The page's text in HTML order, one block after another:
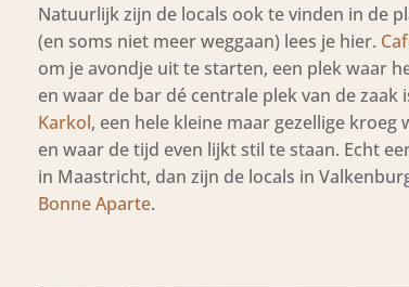
Natuurlijk zijn de locals ook te vinden in de
(en soms niet meer weggaan) lees je hier.
om je avondje uit te starten, een plek waar
en waar de bar dé centrale plek van de
Karkol, een hele kleine maar gezellige
en waar de tijd even lijkt stil te staan. Echt
in Maastricht, dan zijn de locals in
Bonne Aparte.